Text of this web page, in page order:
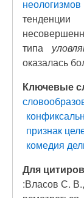
типа
оказалась
Ключевые
признак
комедия
Для
:Власов С.